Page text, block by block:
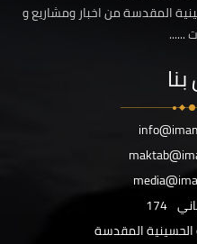
المقدسة من اخبار ومشاريع و
......
174
الحسينية المقدسة